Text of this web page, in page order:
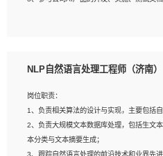
验的更佳；
3、熟悉数据库开发，熟悉Mysql、Oracle、
4、熟悉Python Wed框架（Django/Flask...
良好的文档编写能力）；
5、沟通表达能力强，具备团队协作能力。
NLP自然语言处理工程师（济南）
岗位职责：
1、负责相关算法的设计与实现，主要包括
2、负责大规模文本数据库处理，包括生文
本分类与文本摘要生成；
3、跟踪自然语言处理的前沿技术和业界先进